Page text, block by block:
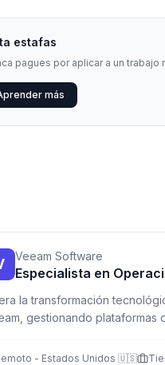
estafas
pagues por aplicar a un trabajo
más
Veeam Software
Especialista en
la transformación
gestionando plataformas
- Estados Unidos 🇺🇸